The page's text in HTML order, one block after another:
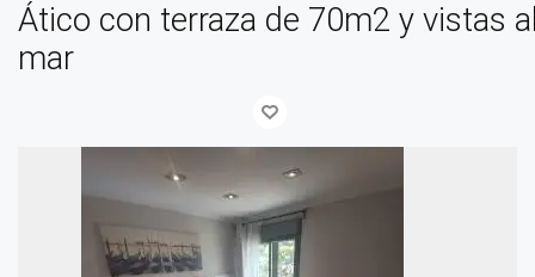
Ático con terraza de 70m2 y vistas
mar